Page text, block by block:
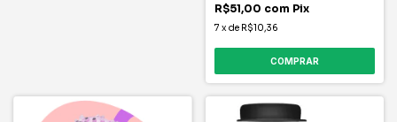
R$51,00 com Pix
7 xde R$10,36